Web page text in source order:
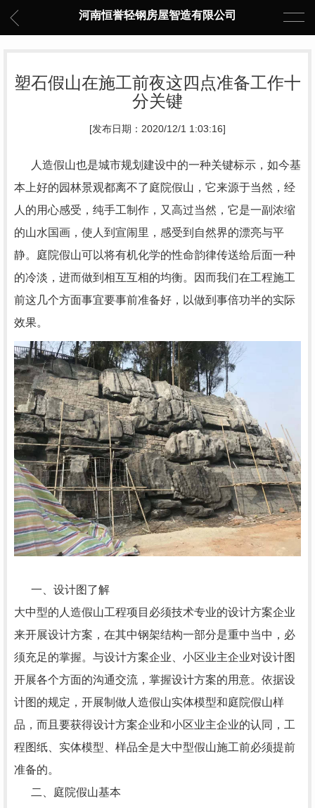
河南恒誉轻钢房屋智造有限公司
塑石假山在施工前夜这四点准备工作十
分关键
[发布日期：2020/12/1 1:03:16]
人造假山也是城市规划建设中的一种关键标示，如今基
本上好的园林景观都离不了庭院假山，它来源于当然，经
人的用心感受，纯手工制作，又高过当然，它是一副浓缩
的山水国画，使人到宣闹里，感受到自然界的漂亮与平
静。庭院假山可以将有机化学的性命韵律传送给后面一种
的冷淡，进而做到相互互相的均衡。因而我们在工程施工
前这几个方面事宜要事前准备好，以做到事倍功半的实际
效果。
一、设计图了解
大中型的人造假山工程项目必须技术专业的设计方案企业
来开展设计方案，在其中钢架结构一部分是重中当中，必
须充足的掌握。与设计方案企业、小区业主企业对设计图
开展各个方面的沟通交流，掌握设计方案的用意。依据设
计图的规定，开展制做人造假山实体模型和庭院假山样
品，而且要获得设计方案企业和小区业主企业的认同，工
程图纸、实体模型、样品全是大中型假山施工前必须提前
准备的。
二、庭院假山基本